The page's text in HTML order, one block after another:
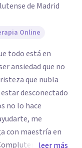
de Madrid
Online
todo está en
ansiedad que no
que nubla
desconectado
no lo hace
me
con maestría en
de
leer más